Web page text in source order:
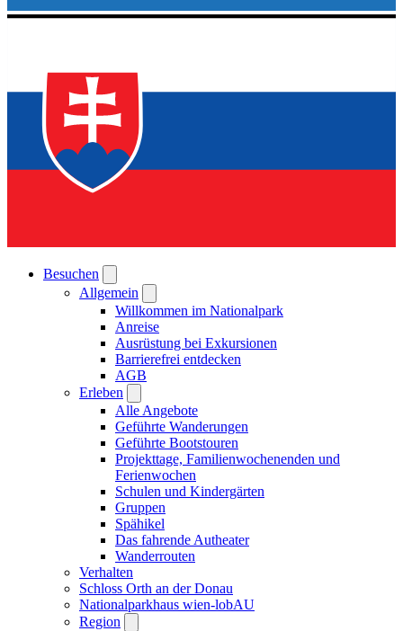
Besuchen
Allgemein
Willkommen im Nationalpark
Anreise
Ausrüstung bei Exkursionen
Barrierefrei entdecken
AGB
Erleben
Alle Angebote
Geführte Wanderungen
Geführte Bootstouren
Projekttage, Familienwochenenden und
Ferienwochen
Schulen und Kindergärten
Gruppen
Spähikel
Das fahrende Autheater
Wanderrouten
Verhalten
Schloss Orth an der Donau
Nationalparkhaus wien-lobAU
Region